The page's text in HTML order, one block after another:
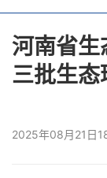
河南省
三批生态
2025年08月21日